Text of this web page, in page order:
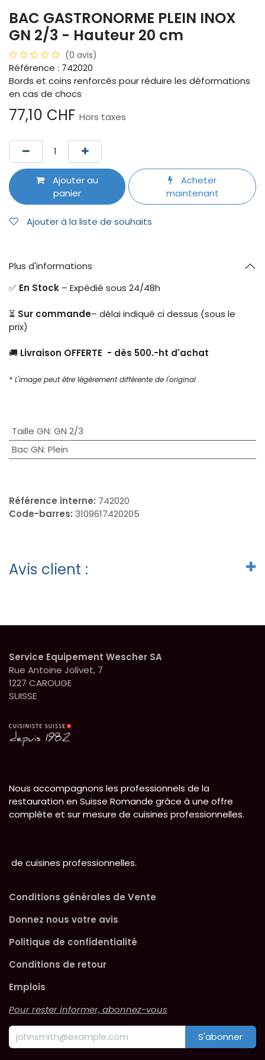
BAC GASTRONORME PLEIN INOX
GN 2/3 - Hauteur 20 cm
(0 avis)
Référence : 742020
Bords et coins renforcés pour réduire les déformations
en cas de chocs
77,10 CHF Hors taxes
Ajouter au
panier
Acheter
maintenant
Ajouter à la liste de souhaits
Plus d'informations
✅ En Stock – Expédié sous 24/48h
⏳ Sur commande– délai indiqué ci dessus (sous le
prix)
🚚 Livraison OFFERTE - dès 500.-ht d'achat
* L'image peut être légèrement différente de l'original
Taille GN: GN 2/3
Bac GN: Plein
Référence interne: 742020
Code-barres: 3109617420205
Avis client :
Service Equipement Wescher SA
Rue Antoine Jolivet, 7
1227 CAROUGE
SUISSE
Nous accompagnons les professionnels de la
restauration en Suisse Romande grâce à une offre
complète et sur mesure de cuisines professionnelles.
de cuisines professionnelles.
Conditions générales de Vente
Donnez nous votre avis
Politique de confidentialité
Conditions de retour
Emplois
Pour rester informer, abonnez-vous
S'abonner